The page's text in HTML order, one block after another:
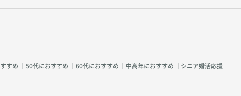
すめ ｜ 50代におすすめ ｜ 60代におすすめ ｜ 中高年におすすめ ｜ シニア婚活応援